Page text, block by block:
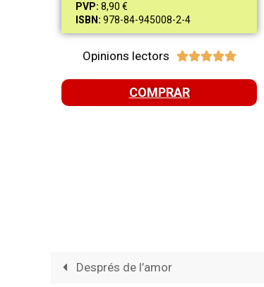
PVP: 8,90 €
ISBN: 978-84-945008-2-4
Opinions lectors 
COMPRAR
Després de l’amor